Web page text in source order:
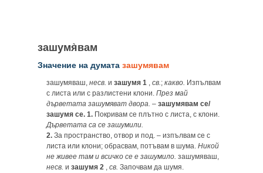
зашумя̀вам
Значение на думата зашумявам
зашумяваш, несв. и зашумя 1 , св.; какво. Изпълвам
с листа или с разлистени клони. През май
дърветата зашумяват двора. – зашумявам се/
зашумя се. 1. Покривам се плътно с листа, с клони.
Дърветата са се зашумили.
2. За пространство, отвор и под. – изпълвам се с
листа или клони; обрасвам, потъвам в шума. Никой
не живее там и всичко се е зашумило. зашумяваш,
несв. и зашумя 2 , св. Започвам да шумя.